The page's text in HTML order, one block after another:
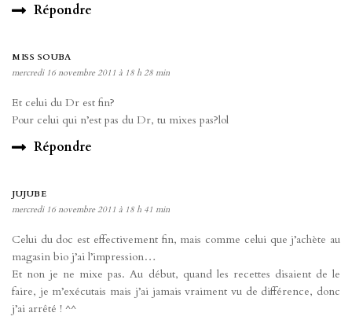
Répondre
MISS SOUBA
mercredi 16 novembre 2011 à 18 h 28 min
Et celui du Dr est fin?
Pour celui qui n’est pas du Dr, tu mixes pas?lol
Répondre
JUJUBE
mercredi 16 novembre 2011 à 18 h 41 min
Celui du doc est effectivement fin, mais comme celui que j’achète au
magasin bio j’ai l’impression…
Et non je ne mixe pas. Au début, quand les recettes disaient de le
faire, je m’exécutais mais j’ai jamais vraiment vu de différence, donc
j’ai arrêté ! ^^